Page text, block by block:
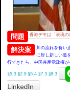
問題 香港デモは「表現
解決案
川の流れを食い
に対し新しい道
行できたら、中国共産党政権
§5.3 §2.9 §5.4 §7.3 §8.3
LinkedIn